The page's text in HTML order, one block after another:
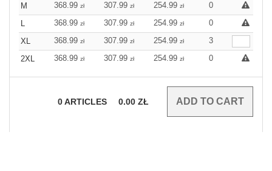
M
368.99 zł 307.99 zł 254.99 zł
0
L
368.99 zł 307.99 zł 254.99 zł
0
XL
368.99 zł 307.99 zł 254.99 zł
3
2XL
368.99 zł 307.99 zł 254.99 zł 0
0ARTICLES 0.00 ZŁ